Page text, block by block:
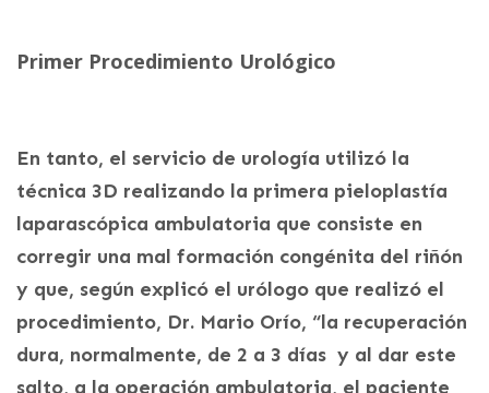
Primer Procedimiento Urológico
En tanto, el servicio de urología utilizó la
técnica 3D realizando la primera pieloplastía
laparascópica ambulatoria que consiste en
corregir una mal formación congénita del riñón
y que, según explicó el urólogo que realizó el
procedimiento, Dr. Mario Orío, “la recuperación
dura, normalmente, de 2 a 3 días y al dar este
salto, a la operación ambulatoria, el paciente